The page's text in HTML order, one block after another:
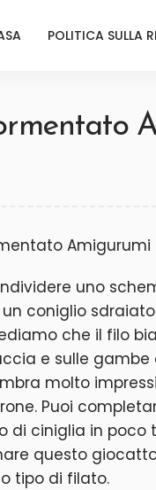
POLITICA SULLA
uno
coniglio
che il filo
e sulle
molto
Puoi
di ciniglia in poco
questo
tipo di filato.